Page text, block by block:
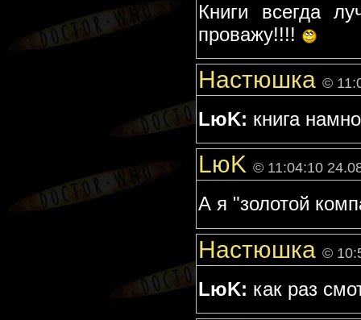
Книги всегда
проважу!!!!
Настюшка ©
LюK: книга
LюK © 11:04:10
А я "золотой
Настюшка ©
LюK: как раз